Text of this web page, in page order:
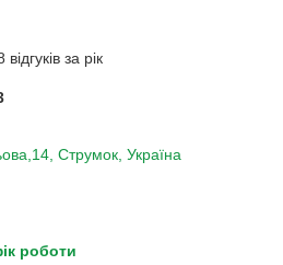
за рік
Струмок, Україна
роботи